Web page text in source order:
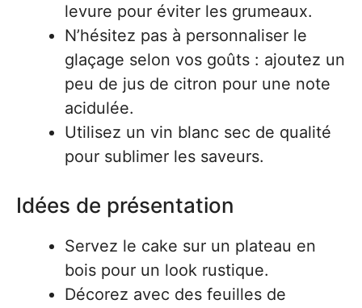
levure pour éviter les grumeaux.
N’hésitez pas à personnaliser le
glaçage selon vos goûts : ajoutez un
peu de jus de citron pour une note
acidulée.
Utilisez un vin blanc sec de qualité
pour sublimer les saveurs.
Idées de présentation
Servez le cake sur un plateau en
bois pour un look rustique.
Décorez avec des feuilles de